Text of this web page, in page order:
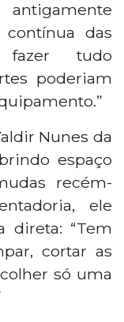
das
tudo
poderiam
Nunes da
espaço
recém-
ele
direta: “Tem
cortar as
só uma